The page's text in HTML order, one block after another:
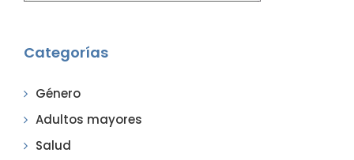
Categorías
Género
Adultos mayores
Salud